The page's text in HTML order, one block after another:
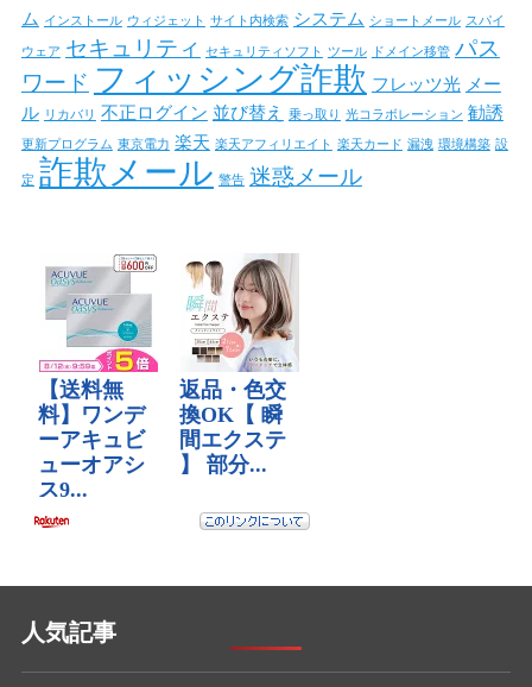
ム インストール ウィジェット サイト内検索 システム ショートメール スパイ
ウェア セキュリティ セキュリティソフト ツール ドメイン移管 パス
ワード フィッシング詐欺 フレッツ光 メー
ル リカバリ 不正ログイン 並び替え 乗っ取り 光コラボレーション 勧誘
更新プログラム 東京電力 楽天 楽天アフィリエイト 楽天カード 漏洩 環境構築 設
定 詐欺メール 警告 迷惑メール
人気記事